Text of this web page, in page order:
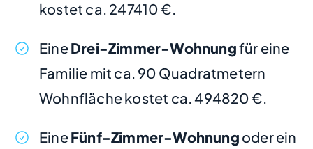
kostet ca. 247410 €.
EineDrei-Zimmer-Wohnungfür eine
Familie mit ca. 90 Quadratmetern
Wohnfläche kostet ca. 494820 €.
EineFünf-Zimmer-Wohnung oder ein